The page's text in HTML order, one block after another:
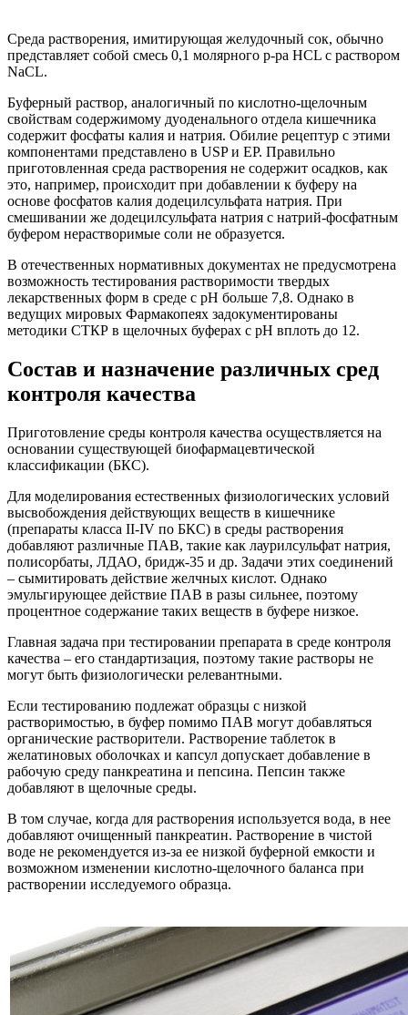
Среда растворения, имитирующая желудочный сок, обычно
представляет собой смесь 0,1 молярного р-ра HCL с раствором
NaCL.
Буферный раствор, аналогичный по кислотно-щелочным
свойствам содержимому дуоденального отдела кишечника
содержит фосфаты калия и натрия. Обилие рецептур с этими
компонентами представлено в USP и EP. Правильно
приготовленная среда растворения не содержит осадков, как
это, например, происходит при добавлении к буферу на
основе фосфатов калия додецилсульфата натрия. При
смешивании же додецилсульфата натрия с натрий-фосфатным
буфером нерастворимые соли не образуется.
В отечественных нормативных документах не предусмотрена
возможность тестирования растворимости твердых
лекарственных форм в среде с pH больше 7,8. Однако в
ведущих мировых Фармакопеях задокументированы
методики СТКР в щелочных буферах с pH вплоть до 12.
Состав и назначение различных сред
контроля качества
Приготовление среды контроля качества осуществляется на
основании существующей биофармацевтической
классификации (БКС).
Для моделирования естественных физиологических условий
высвобождения действующих веществ в кишечнике
(препараты класса II-IV по БКС) в среды растворения
добавляют различные ПАВ, такие как лаурилсульфат натрия,
полисорбаты, ЛДАО, бридж-35 и др. Задачи этих соединений
– сымитировать действие желчных кислот. Однако
эмульгирующее действие ПАВ в разы сильнее, поэтому
процентное содержание таких веществ в буфере низкое.
Главная задача при тестировании препарата в среде контроля
качества – его стандартизация, поэтому такие растворы не
могут быть физиологически релевантными.
Если тестированию подлежат образцы с низкой
растворимостью, в буфер помимо ПАВ могут добавляться
органические растворители. Растворение таблеток в
желатиновых оболочках и капсул допускает добавление в
рабочую среду панкреатина и пепсина. Пепсин также
добавляют в щелочные среды.
В том случае, когда для растворения используется вода, в нее
добавляют очищенный панкреатин. Растворение в чистой
воде не рекомендуется из-за ее низкой буферной емкости и
возможном изменении кислотно-щелочного баланса при
растворении исследуемого образца.